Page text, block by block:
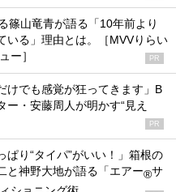
篠山竜青が語る「10年前より
いる」理由とは。［MVVりらい
ー］
PR
けでも感覚が狂ってきます」B
ー・安藤周人が明かす“見え
PR
ぱり“タイパ”がいい！」箱根の
と神野大地が語る「エアー®サ